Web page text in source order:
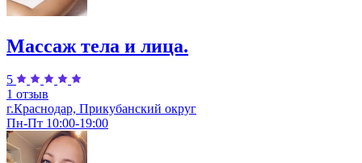
Массаж тела и лица.
5
1 отзыв
г.Краснодар, Прикубанский округ
Пн-Пт 10:00-19:00